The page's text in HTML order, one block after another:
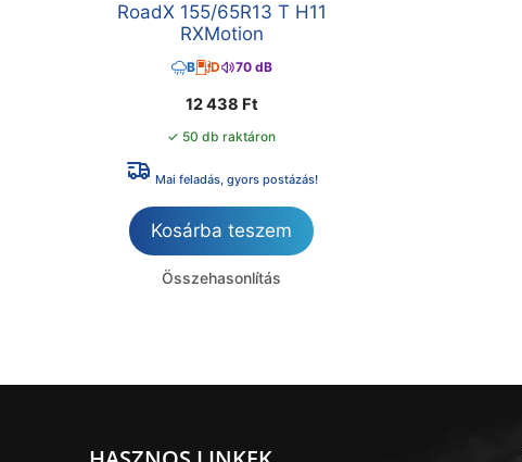
RoadX 155/65R13 T H11
RXMotion
B D 70 dB
12 438 Ft
✓ 50 db raktáron
Mai feladás, gyors postázás!
Kosárba teszem
Összehasonlítás